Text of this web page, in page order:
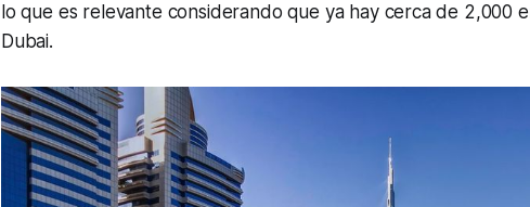
lo que es relevante considerando que ya hay cerca de 2,000
Dubai.